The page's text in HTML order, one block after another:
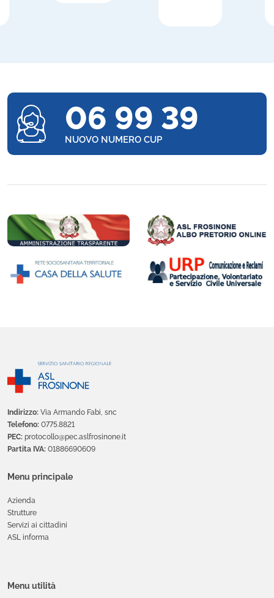
06 99 39
NUOVO NUMERO CUP
Indirizzo: Via Armando Fabi, snc
Telefono: 0775.8821
PEC: protocollo@pec.aslfrosinone.it
Partita IVA: 01886690609
Menu principale
Azienda
Strutture
Servizi ai cittadini
ASL informa
Menu utilità